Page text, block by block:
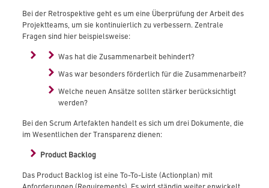
Bei der Retrospektive geht es um eine Überprüfung der Arbeit des
Projektteams, um sie kontinuierlich zu verbessern. Zentrale
Fragen sind hier beispielsweise:
Was hat die Zusammenarbeit behindert?
Was war besonders förderlich für die Zusammenarbeit?
Welche neuen Ansätze sollten stärker berücksichtigt
werden?
Bei den Scrum Artefakten handelt es sich um drei Dokumente, die
im Wesentlichen der Transparenz dienen:
Product Backlog
Das Product Backlog ist eine To-To-Liste (Actionplan) mit